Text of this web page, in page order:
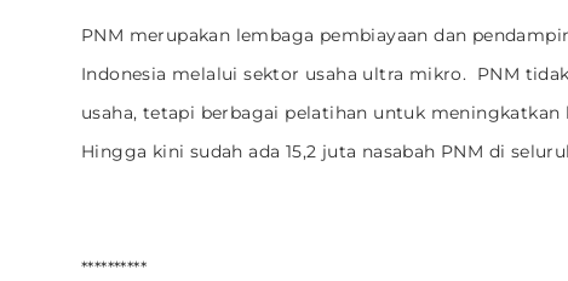
PNM merupakan lembaga pembiayaan dan
Indonesia melalui sektor usaha ultra mikro. PNM
usaha, tetapi berbagai pelatihan untuk
Hingga kini sudah ada 15,2 juta nasabah PNM di
**********